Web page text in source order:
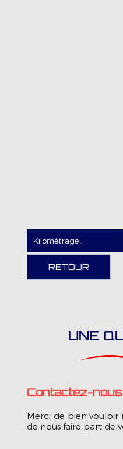
Kilométrage :
RETOUR
UNE
Contactez-
Merci de bien
de nous faire part de